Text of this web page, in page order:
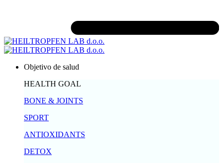
Objetivo de salud
HEALTH GOAL
BONE & JOINTS
SPORT
ANTIOXIDANTS
DETOX